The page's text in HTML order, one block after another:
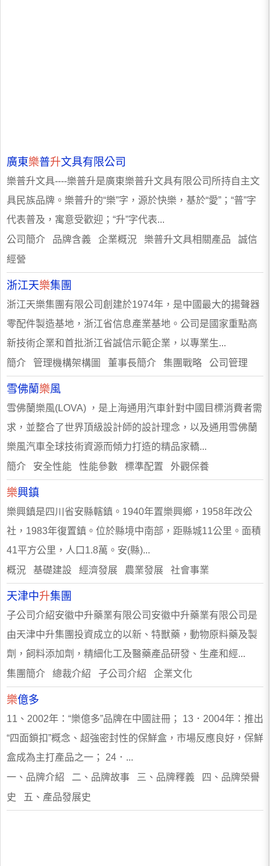
廣東樂普升文具有限公司
樂普升文具----樂普升是廣東樂普升文具有限公司所持自主文
具民族品牌。樂普升的“樂”字，源於快樂，基於“愛”；“普”字
代表普及，寓意受歡迎；“升”字代表...
公司簡介 品牌含義 企業概況 樂普升文具相關產品 誠信
經營
浙江天樂集團
浙江天樂集團有限公司創建於1974年，是中國最大的揚聲器
零配件製造基地，浙江省信息產業基地。公司是國家重點高
新技術企業和首批浙江省誠信示範企業，以專業生...
簡介 管理機構架構圖 董事長簡介 集團戰略 公司管理
雪佛蘭樂風
雪佛蘭樂風(LOVA) ，是上海通用汽車針對中國目標消費者需
求，並整合了世界頂級設計師的設計理念，以及通用雪佛蘭
樂風汽車全球技術資源而傾力打造的精品家轎...
簡介 安全性能 性能參數 標準配置 外觀保養
樂興鎮
樂興鎮是四川省安縣轄鎮。1940年置樂興鄉，1958年改公
社，1983年復置鎮。位於縣境中南部，距縣城11公里。面積
41平方公里，人口1.8萬。安(縣)...
概況 基礎建設 經濟發展 農業發展 社會事業
天津中升集團
子公司介紹安徽中升藥業有限公司安徽中升藥業有限公司是
由天津中升集團投資成立的以新、特獸藥，動物原料藥及製
劑，飼料添加劑，精細化工及醫藥產品研發、生產和經...
集團簡介 總裁介紹 子公司介紹 企業文化
樂億多
11、2002年：“樂億多”品牌在中國註冊； 13．2004年：推出
“四面鎖扣”概念、超強密封性的保鮮盒，市場反應良好，保鮮
盒成為主打產品之一； 24．...
一、品牌介紹 二、品牌故事 三、品牌釋義 四、品牌榮譽
史 五、產品發展史